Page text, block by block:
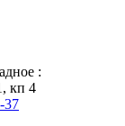
:
кп 4
37